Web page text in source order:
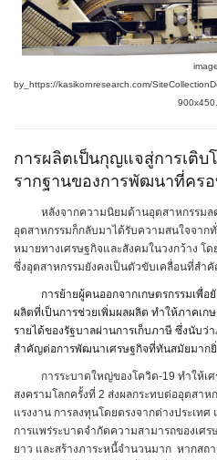
image
by_ https://kasikornresearch.com/
การผลิตเป็นกุญแจสู่การเติบ
รากฐานของการพัฒนาที่คร
หลังจากความนิยมด้านอุตสาหกรรมลด
อุตสาหกรรมก็กลับมาได้รับความสนใจจาก
หมายทางเศรษฐกิจและสังคมในวงกว้าง โ
ซึ่งอุตสาหกรรมยังคงเป็นตัวขับเคลื่อนที่สำ
การย้ายผู้คนออกจากเกษตรกรรมเพื่อ
ผลิตที่เป็นการช่วยเพิ่มผลผลิต ทำให้ภาคเก
รายได้ของรัฐบาลผ่านการเก็บภาษี ซึ่งนับว่
สำคัญต่อการพัฒนาเศรษฐกิจที่ทันสมัยมาก
การระบาดใหญ่ของโควิด-19 ทำให้เศ
สงครามโลกครั้งที่ 2 ส่งผลกระทบต่ออุตสา
แรงงาน การลงทุนโดยตรงจากต่างประเทศ
การแพร่ระบาดจำกัดความสามารถของเศร
ยาว และสร้างภาระหนี้จำนวนมาก หากสถ